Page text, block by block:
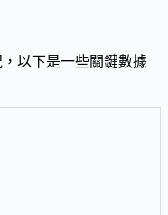
以下是一些關鍵數據